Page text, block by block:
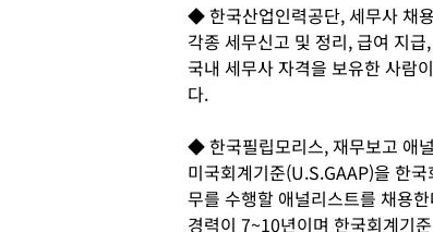
◆ 한국산업인력공단, 세무사 채용
각종 세무신고 및 정리, 급여 지
국내 세무사 자격을 보유한 사람
다.
◆ 한국필립모리스, 재무보고 애
미국회계기준(U.S.GAAP)을 한
무를 수행할 애널리스트를 채용
경력이 7~10년이며 한국회계기